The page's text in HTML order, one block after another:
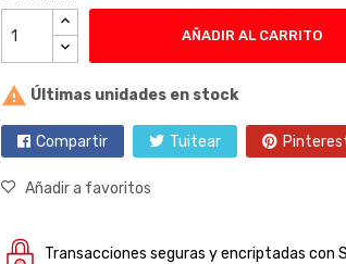
AÑADIR AL CARRITO
 Últimas unidades en stock
Compartir Tuitear
Añadir a favoritos
Transacciones seguras y encriptadas con